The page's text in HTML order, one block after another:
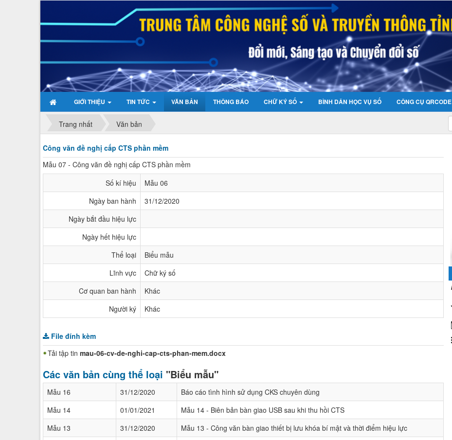
GIỚI THIỆU TIN TỨC VĂN BẢN THÔNG BÁO CHỮ KÝ SỐ BÌNH DÂN HỌC VỤ SỐ CÔNG CỤ QRCODE
Trang nhất Văn bản
Công văn đề nghị cấp CTS phần mềm
Mẫu 07 - Công văn đề nghị cấp CTS phần mềm
Số kí hiệu
Mẫu 06
Ngày ban hành
31/12/2020
Ngày bắt đầu hiệu lực
Ngày hết hiệu lực
Thể loại
Biểu mẫu
Lĩnh vực
Chữ ký số
Cơ quan ban hành
Khác
Người ký
Khác
File đính kèm
Tải tập tin mau-06-cv-de-nghi-cap-cts-phan-mem.docx
Các văn bản cùng thể loại "Biểu mẫu"
Mẫu 16 31/12/2020
Báo cáo tình hình sử dụng CKS chuyên dùng
Mẫu 14
01/01/2021
Mẫu 14 - Biên bản bàn giao USB sau khi thu hồi CTS
Mẫu 13
31/12/2020
Mẫu 13 - Công văn bàn giao thiết bị lưu khóa bí mật và thời điểm hiệu lực